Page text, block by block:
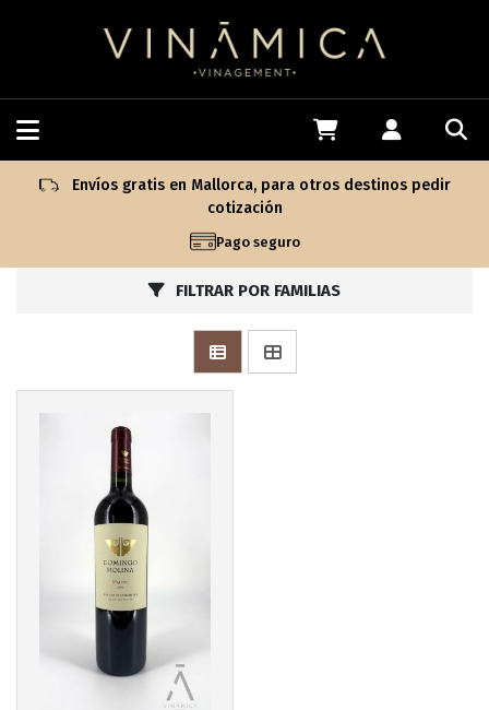
Envíos gratis en Mallorca, para otros destinos pedir
cotización
Pago seguro
FILTRAR POR FAMILIAS
Más info